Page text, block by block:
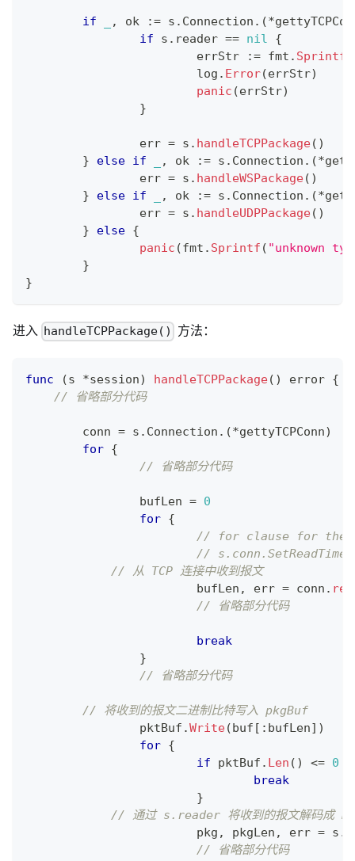
if , ok := s . Connection . (*
if s . reader == nil
{
			errStr
:= fmt . Sprintf
			log
. Error(errStr)
panic (errStr)
}
		err
= s . handleTCPPackage( )
}
else if , ok := s . Connection . (*
		err
= s . handleWSPackage( )
}
else if , ok := s . Connection . (*
		err
= s . handleUDPPackage( )
}
else {
panic (fmt . Sprintf ( "unknown
}
}
进入 handleTCPPackage() 方法：
func (s *session) handleTCPPackage( ) error {
// 省略部分代码
	conn
= s . Connection . (*gettyTCPConn)
for {
// 省略部分代码
		bufLen
= 0
for {
// for clause for the
//
// 从 TCP 连接中收到报文
			bufLen
, err = conn .
// 省略部分代码
break
}
// 省略部分代码
// 将收到的报文二进制比特写入 pkgBuf
		pktBuf
.Write(buf [ : bufLen] )
for {
if pktBuf . Len ( ) <= 0
break
}
// 通过 s.reader 将收到的报文解码成
			pkg
, pkgLen , err = s .
// 省略部分代码